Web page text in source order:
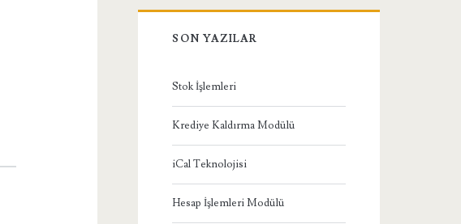
SON YAZILAR
Stok İşlemleri
Krediye Kaldırma Modülü
iCal Teknolojisi
Hesap İşlemleri Modülü